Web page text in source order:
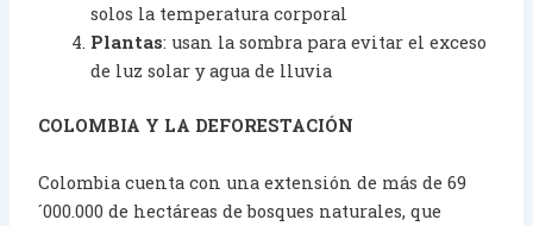
solos la temperatura corporal
Plantas: usan la sombra para evitar el exceso
de luz solar y agua de lluvia
COLOMBIA Y LA DEFORESTACIÓN
Colombia cuenta con una extensión de más de 69
´000.000 de hectáreas de bosques naturales, que